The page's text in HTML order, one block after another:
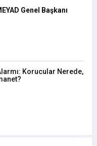
Genel Başkanı
Korucular Nerede,